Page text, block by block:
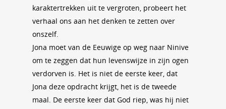
karaktertrekken uit te vergroten, probeert het
verhaal ons aan het denken te zetten over
onszelf.
Jona moet van de Eeuwige op weg naar Ninive
om te zeggen dat hun levenswijze in zijn ogen
verdorven is. Het is niet de eerste keer, dat
Jona deze opdracht krijgt, het is de tweede
maal. De eerste keer dat God riep, was hij niet